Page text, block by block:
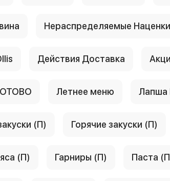
Нераспределяемые Наценки
Действия Доставка
Летнее меню Лапша
(П) Горячие закуски (П)
(П) Гарниры (П) Паста